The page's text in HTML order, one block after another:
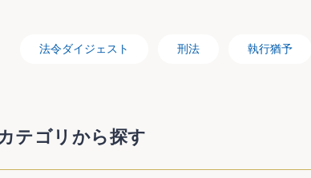
執行猶予制度の拡充に伴う保護観察処遇に係る規定
法令ダイジェスト 刑法 執行猶予
テゴリから探す